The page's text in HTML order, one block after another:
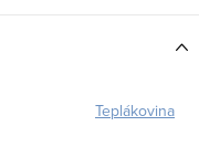
Teplákovina